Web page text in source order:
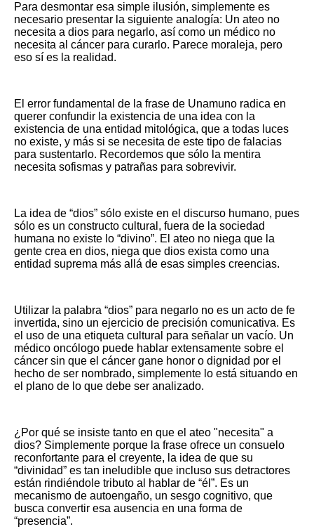
Para desmontar esa simple ilusión, simplemente es
necesario presentar la siguiente analogía: Un ateo no
necesita a dios para negarlo, así como un médico no
necesita al cáncer para curarlo. Parece moraleja, pero
eso sí es la realidad.
El error fundamental de la frase de Unamuno radica en
querer confundir la existencia de una idea con la
existencia de una entidad mitológica, que a todas luces
no existe, y más si se necesita de este tipo de falacias
para sustentarlo. Recordemos que sólo la mentira
necesita sofismas y patrañas para sobrevivir.
La idea de “dios” sólo existe en el discurso humano, pues
sólo es un constructo cultural, fuera de la sociedad
humana no existe lo “divino”. El ateo no niega que la
gente crea en dios, niega que dios exista como una
entidad suprema más allá de esas simples creencias.
Utilizar la palabra “dios” para negarlo no es un acto de fe
invertida, sino un ejercicio de precisión comunicativa. Es
el uso de una etiqueta cultural para señalar un vacío. Un
médico oncólogo puede hablar extensamente sobre el
cáncer sin que el cáncer gane honor o dignidad por el
hecho de ser nombrado, simplemente lo está situando en
el plano de lo que debe ser analizado.
¿Por qué se insiste tanto en que el ateo "necesita" a
dios? Simplemente porque la frase ofrece un consuelo
reconfortante para el creyente, la idea de que su
“divinidad” es tan ineludible que incluso sus detractores
están rindiéndole tributo al hablar de “él”. Es un
mecanismo de autoengaño, un sesgo cognitivo, que
busca convertir esa ausencia en una forma de
“presencia”.